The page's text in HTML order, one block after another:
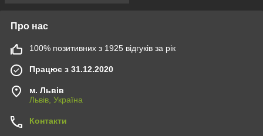
Про нас
100% позитивних з 1925 відгуків за рік
Працює з 31.12.2020
м. Львів
Львів, Україна
Контакти